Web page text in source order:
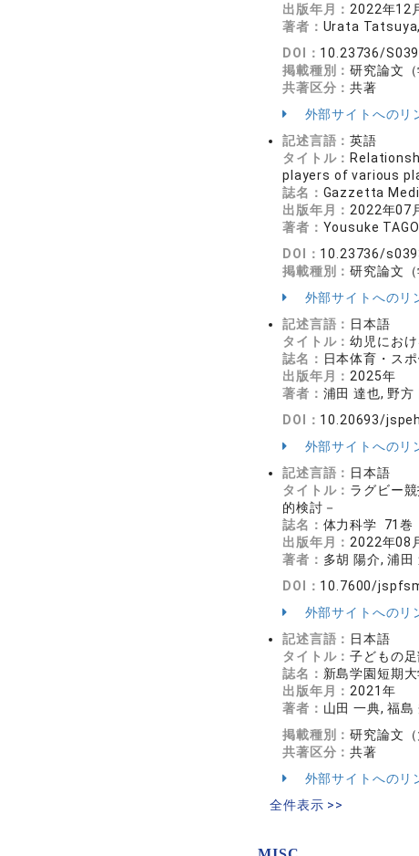
出版年月： 2022年12
著者： Urata
DOI： 10.23736/
掲載種別：研究論文（
共著区分：共著
外部サイトへのリ
記述言語：英語
タイトル：
players of various
誌名： Gazzetta
出版年月： 2022年07
著者： Yousuke
DOI： 10.23736/
掲載種別：研究論文（
外部サイトへのリ
記述言語： 日本語
タイトル：幼児にお
誌名： 日本体育・ス
出版年月： 2025年
著者： 浦田 達也, 野方
DOI： 10.20693/
外部サイトへのリ
記述言語： 日本語
タイトル： ラグビー
的検討－
誌名： 体力科学 71巻
出版年月： 2022年08
著者： 多胡 陽介, 浦
DOI： 10.7600/
外部サイトへのリ
記述言語： 日本語
タイトル：子どもの
誌名： 新島学園短期
出版年月： 2021年
著者： 山田 一典, 福
掲載種別：研究論文（
共著区分：共著
外部サイトへのリ
全件表示 >>